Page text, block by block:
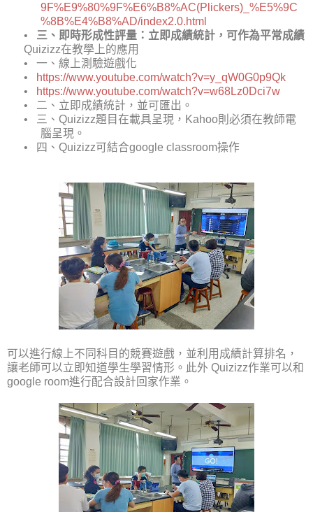
9F%E9%80%9F%E6%B8%AC(Plickers)_%E5%9C
%8B%E4%B8%AD/index2.0.html
•
三、即時形成性評量：立即成績統計，可作為平常成績
Quizizz在教學上的應用
•
一、線上測驗遊戲化
•
https://www.youtube.com/watch?v=y_qW0G0p9Qk
•
https://www.youtube.com/watch?v=w68Lz0Dci7w
•
二、立即成績統計，並可匯出。
•
三、 Quizizz題目在載具呈現， Kahoo則必須在教師電
腦呈現。
•
四、 Quizizz可結合google classroom操作
可以進行線上不同科目的競賽遊戲，並利用成績計算排名，
讓老師可以立即知道學生學習情形。此外 Quizizz作業可以和
google room進行配合設計回家作業。